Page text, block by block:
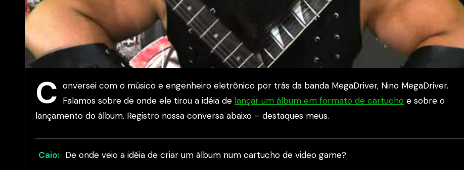
C onversei com o músico e engenheiro eletrônico por trás da banda MegaDriver, Nino MegaDriver.
Falamos sobre de onde ele tirou a idéia de lançar um álbum em formato de cartucho e sobre o
lançamento do álbum. Registro nossa conversa abaixo – destaques meus.
Caio: De onde veio a idéia de criar um álbum num cartucho de video game?